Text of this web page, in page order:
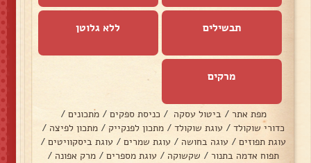
תבשילים ללא גלוטן
מרקים
מפת אתר / ביטול עסקה / כניסת ספקים / מתכונים /
כדורי שוקולד / עוגת שוקולד / מתכון לפנקייק / מתכון לפיצה /
עוגת תפוזים / עוגה בחושה / עוגת שמרים / עוגת ביסקוויטים /
תפוח אדמה בתנור / שקשוקה / עוגת מספרים / מרק אפונה /